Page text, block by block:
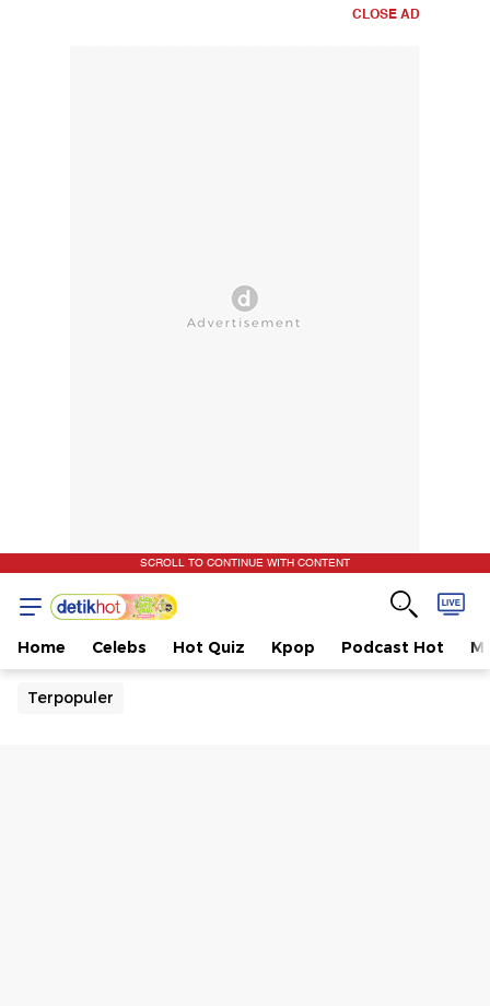
CLOSE AD
SCROLL TO CONTINUE WITH CONTENT
Home Celebs Hot Quiz Kpop Podcast Hot
Terpopuler